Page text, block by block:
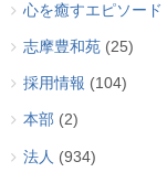
心を癒すエピソード
志摩豊和苑 (25)
採用情報 (104)
本部 (2)
法人 (934)